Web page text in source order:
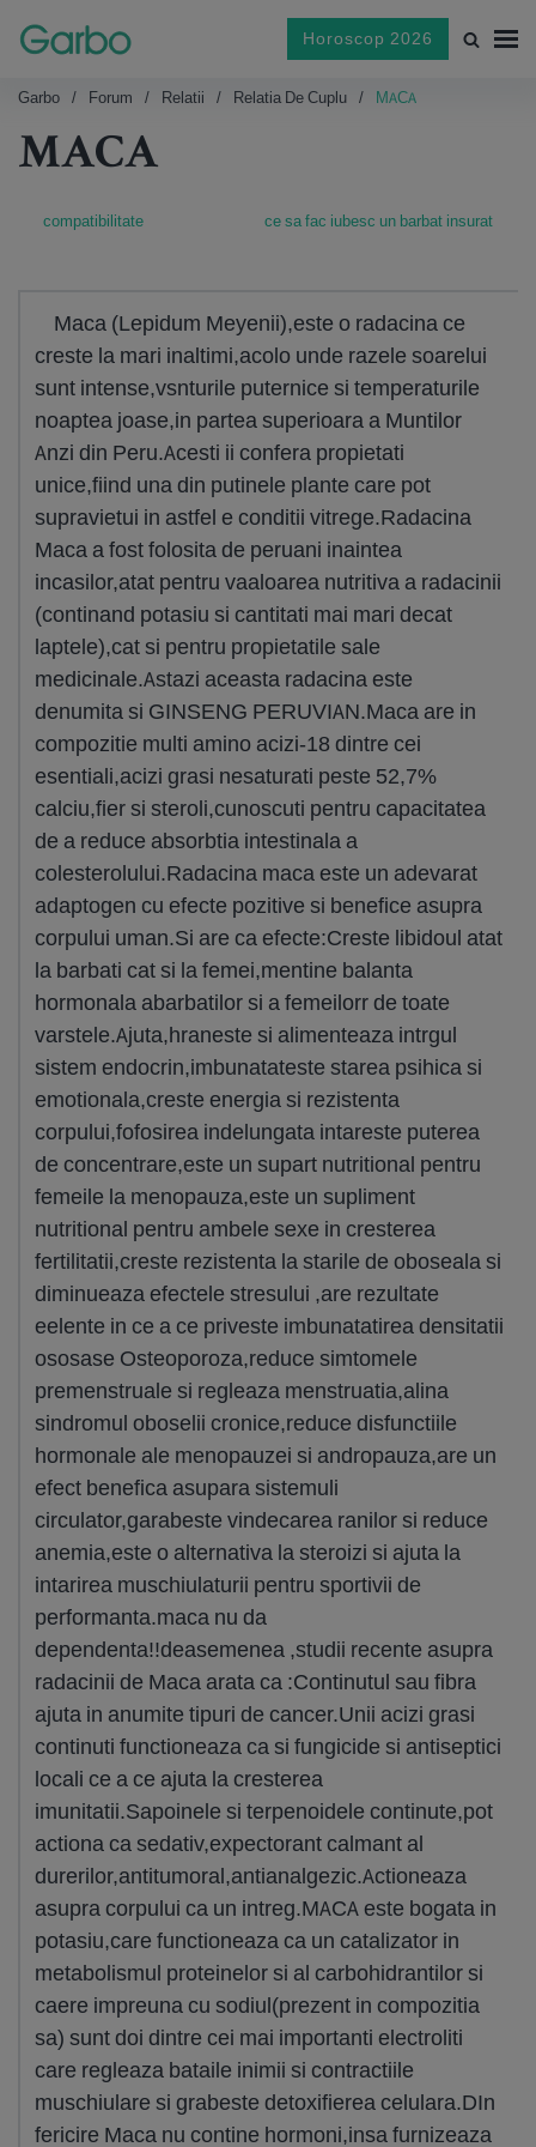
Horoscop 2026
Garbo Forum Relatii Relatia De Cuplu MACA
MACA
compatibilitate ce sa fac iubesc un barbat insurat
Maca (Lepidum Meyenii),este o radacina ce
creste la mari inaltimi,acolo unde razele soarelui
sunt intense,vsnturile puternice si temperaturile
noaptea joase,in partea superioara a Muntilor
Anzi din Peru.Acesti ii confera propietati
unice,fiind una din putinele plante care pot
supravietui in astfel e conditii vitrege.Radacina
Maca a fost folosita de peruani inaintea
incasilor,atat pentru vaaloarea nutritiva a radacinii
(continand potasiu si cantitati mai mari decat
laptele),cat si pentru propietatile sale
medicinale.Astazi aceasta radacina este
denumita si GINSENG PERUVIAN.Maca are in
compozitie multi amino acizi-18 dintre cei
esentiali,acizi grasi nesaturati peste 52,7%
calciu,fier si steroli,cunoscuti pentru capacitatea
de a reduce absorbtia intestinala a
colesterolului.Radacina maca este un adevarat
adaptogen cu efecte pozitive si benefice asupra
corpului uman.Si are ca efecte:Creste libidoul atat
la barbati cat si la femei,mentine balanta
hormonala abarbatilor si a femeilorr de toate
varstele.Ajuta,hraneste si alimenteaza intrgul
sistem endocrin,imbunatateste starea psihica si
emotionala,creste energia si rezistenta
corpului,fofosirea indelungata intareste puterea
de concentrare,este un supart nutritional pentru
femeile la menopauza,este un supliment
nutritional pentru ambele sexe in cresterea
fertilitatii,creste rezistenta la starile de oboseala si
diminueaza efectele stresului ,are rezultate
eelente in ce a ce priveste imbunatatirea densitatii
ososase Osteoporoza,reduce simtomele
premenstruale si regleaza menstruatia,alina
sindromul oboselii cronice,reduce disfunctiile
hormonale ale menopauzei si andropauza,are un
efect benefica asupara sistemuli
circulator,garabeste vindecarea ranilor si reduce
anemia,este o alternativa la steroizi si ajuta la
intarirea muschiulaturii pentru sportivii de
performanta.maca nu da
dependenta!!deasemenea ,studii recente asupra
radacinii de Maca arata ca :Continutul sau fibra
ajuta in anumite tipuri de cancer.Unii acizi grasi
continuti functioneaza ca si fungicide si antiseptici
locali ce a ce ajuta la cresterea
imunitatii.Sapoinele si terpenoidele continute,pot
actiona ca sedativ,expectorant calmant al
durerilor,antitumoral,antianalgezic.Actioneaza
asupra corpului ca un intreg.MACA este bogata in
potasiu,care functioneaza ca un catalizator in
metabolismul proteinelor si al carbohidrantilor si
caere impreuna cu sodiul(prezent in compozitia
sa) sunt doi dintre cei mai importanti electroliti
care regleaza bataile inimii si contractiile
muschiulare si grabeste detoxifierea celulara.DIn
fericire Maca nu contine hormoni,insa furnizeaza